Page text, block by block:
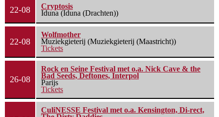
22-08
Cryptosis
Iduna (Iduna (Drachten))
22-08
Wolfmother
Muziekgieterij (Muziekgieterij (Maastricht))
Tickets
26-08
Rock en Seine Festival met o.a. Nick Cave & the
Bad Seeds, Deftones, Interpol
Parijs
Tickets
CuliNESSE Festival met o.a. Kensington, Di-rect,